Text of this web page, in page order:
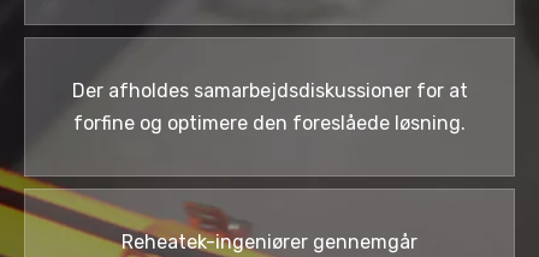
Der afholdes samarbejdsdiskussioner for at
forfine og optimere den foreslåede løsning.
Reheatek-ingeniører gennemgår